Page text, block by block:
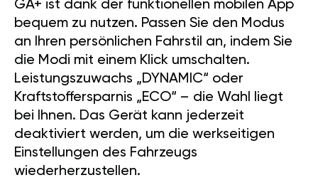
GA+ ist dank der funktionellen mobilen App
bequem zu nutzen. Passen Sie den Modus
an Ihren persönlichen Fahrstil an, indem Sie
die Modi mit einem Klick umschalten.
Leistungszuwachs „DYNAMIC“ oder
Kraftstoffersparnis „ECO“ – die Wahl liegt
bei Ihnen. Das Gerät kann jederzeit
deaktiviert werden, um die werkseitigen
Einstellungen des Fahrzeugs
wiederherzustellen.